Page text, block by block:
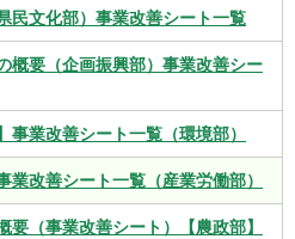
民文化部）事業改善シート一覧
概要（企画振興部）事業改善シー
事業改善シート一覧（環境部）
改善シート一覧（産業労働部）
（事業改善シート）【農政部】